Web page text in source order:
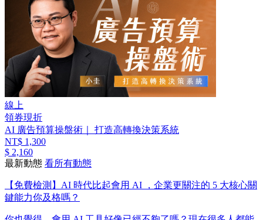
線上
領券現折
AI 廣告預算操盤術｜ 打造高轉換決策系統
NT$ 1,300
$ 2,160
最新動態 看所有動態
【免費檢測】AI 時代比起會用 AI ，企業更關注的 5 大核心關
鍵能力你及格嗎？